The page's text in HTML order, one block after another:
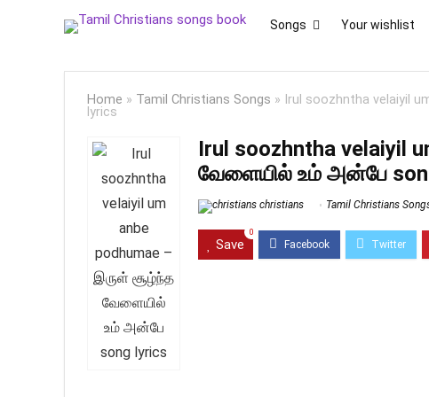
Songs Your wishlist
Home » Tamil Christians Songs » Irul soozhntha velaiyil
lyrics
Irul soozhntha velaiyil
வேளையில் உம் அன்பே
christians Tamil Christians
Save
0